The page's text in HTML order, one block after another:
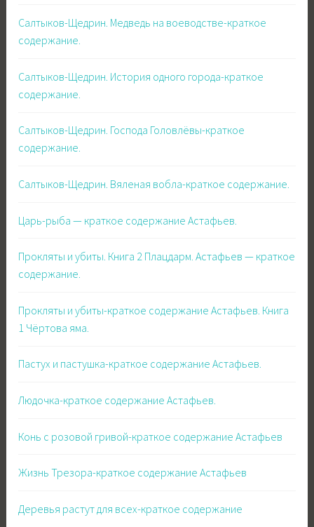
Салтыков-Щедрин. Медведь на воеводстве-краткое
содержание.
Салтыков-Щедрин. История одного города-краткое
содержание.
Салтыков-Щедрин. Господа Головлёвы-краткое
содержание.
Салтыков-Щедрин. Вяленая вобла-краткое содержание.
Царь-рыба — краткое содержание Астафьев.
Прокляты и убиты. Книга 2 Плацдарм. Астафьев — краткое
содержание.
Прокляты и убиты-краткое содержание Астафьев. Книга
1 Чёртова яма.
Пастух и пастушка-краткое содержание Астафьев.
Людочка-краткое содержание Астафьев.
Конь с розовой гривой-краткое содержание Астафьев
Жизнь Трезора-краткое содержание Астафьев
Деревья растут для всех-краткое содержание